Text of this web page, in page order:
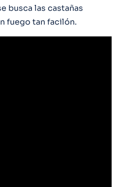
busca las castañas
fuego tan facilón.